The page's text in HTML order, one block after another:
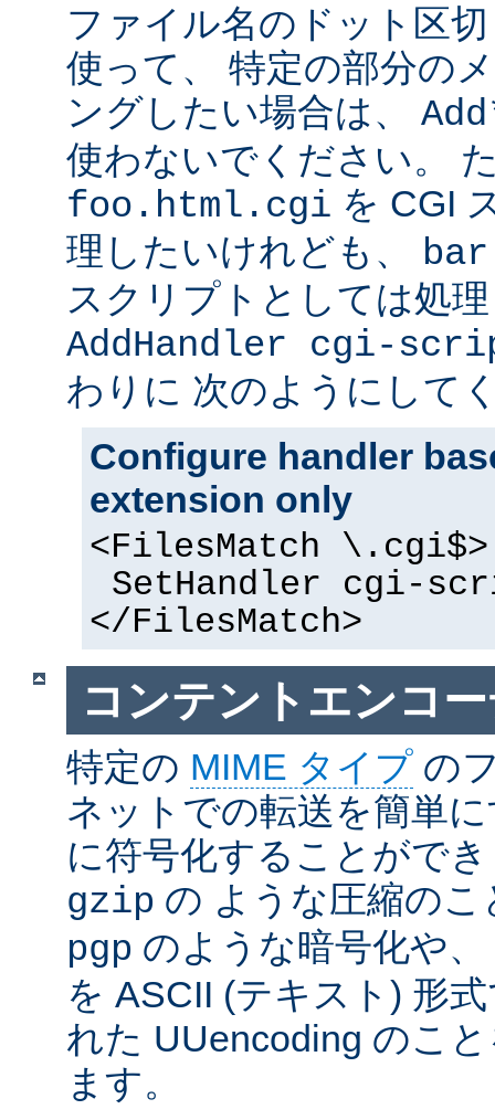
ファイル名のドット区
使って、 特定の部分の
ングしたい場合は、
使わないでください。
foo.html.cgi を CGI
理したいけれども、
スクリプトとしては処
AddHandler cgi-
わりに 次のようにして
Configure handler
extension only
<FilesMatch \.cgi$>
SetHandler cgi-
</FilesMatch>
コンテントエンコ
特定の MIME タイプ の
ネットでの転送を簡単
に符号化することがで
gzip の ような圧縮の
pgp のような暗号化や
を ASCII (テキスト) 形
れた UUencoding のこ
ます。